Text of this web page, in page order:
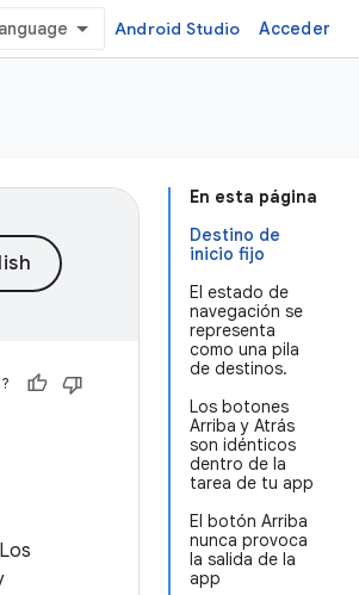
Android Studio Acceder
En esta página
Destino de
inicio fijo
El estado de
navegación se
representa
como una pila
de destinos.
Los botones
Arriba y Atrás
son idénticos
dentro de la
tarea de tu app
El botón Arriba
nunca provoca
la salida de la
app